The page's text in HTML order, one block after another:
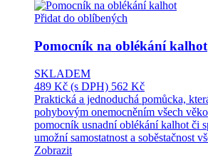
Přidat do oblíbených
Pomocník na oblékání kalhot
SKLADEM
489 Kč (s DPH) 562 Kč
Praktická a jednoduchá pomůcka,
pohybovým onemocněním všech
pomocník usnadní oblékání kalhot či
umožní samostatnost a soběstačnost
Zobrazit